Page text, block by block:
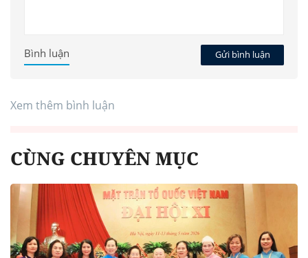
Gửi bình luận
Bình luận
Xem thêm bình luận
CÙNG CHUYÊN MỤC